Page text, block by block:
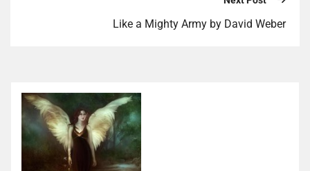
Like a Mighty Army by David Weber